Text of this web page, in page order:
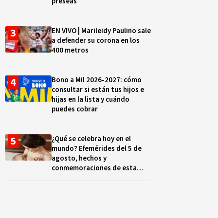
EN VIVO | Marileidy Paulino sale
a defender su corona en los
400 metros
Bono a Mil 2026-2027: cómo
consultar si están tus hijos e
hijas en la lista y cuándo
puedes cobrar
¿Qué se celebra hoy en el
mundo? Efemérides del 5 de
agosto, hechos y
conmemoraciones de esta